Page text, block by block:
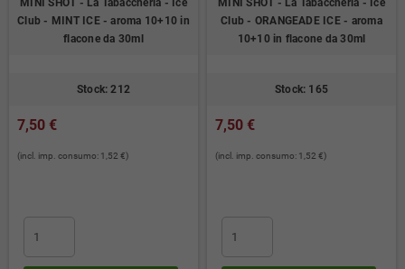
MINI SHOT - La Tabaccheria - Ice
Club - MINT ICE - aroma 10+10 in
flacone da 30ml
Stock: 212
7,50 €
(incl. imp. consumo: 1,52 €)
MINI SHOT - La Tabaccheria - Ice
Club - ORANGEADE ICE - aroma
10+10 in flacone da 30ml
Stock: 165
7,50 €
(incl. imp. consumo: 1,52 €)